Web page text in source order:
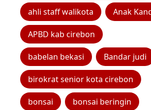
ahli staff walikota Anak
APBD kab cirebon
babelan bekasi Bandar judi
birokrat senior kota cirebon
bonsai bonsai beringin